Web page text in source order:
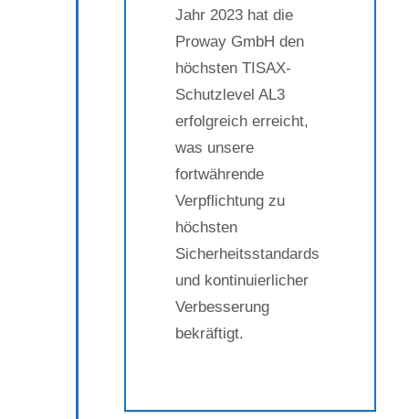
Jahr 2023 hat die
Proway GmbH den
höchsten TISAX-
Schutzlevel AL3
erfolgreich erreicht,
was unsere
fortwährende
Verpflichtung zu
höchsten
Sicherheitsstandards
und kontinuierlicher
Verbesserung
bekräftigt.